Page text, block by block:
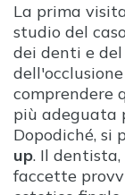
La prima
studio del
dei denti e
comprendere
più adeguata
Dopodiché, si
up. Il
faccette